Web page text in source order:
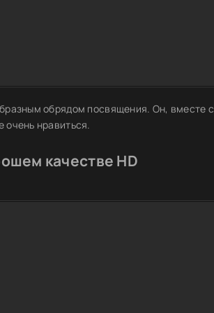
обрядом посвящения. Он, вместе с
нравиться.
качестве HD